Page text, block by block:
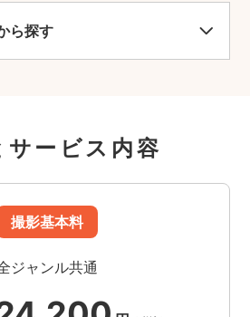
ら探す
サービス内容
撮影基本料
ジャンル共通